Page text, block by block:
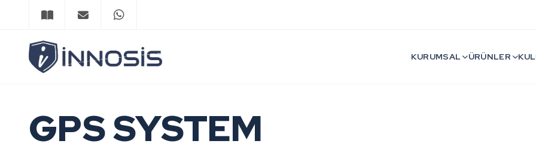
KURUMSAL ÜRÜNLER
GPS SYSTEM